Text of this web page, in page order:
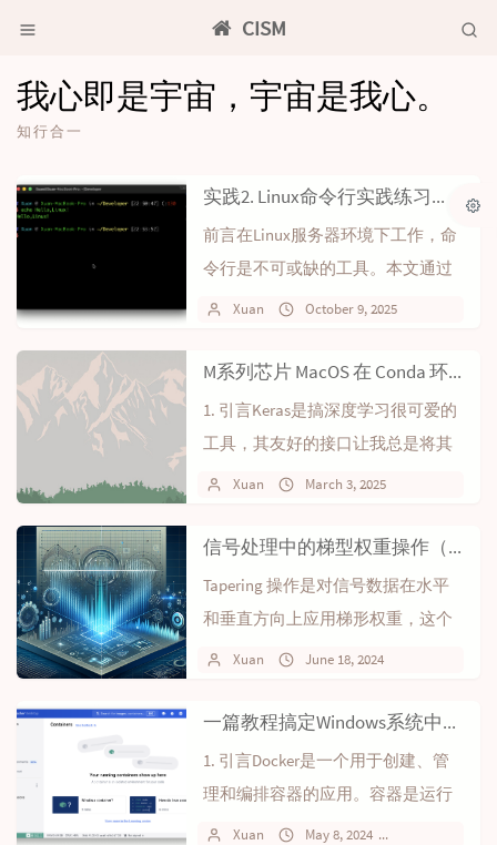
CISM
我心即是宇宙，宇宙是我心。
知行合一
实践2. Linux命令行实践练习之模拟项目开发与部署工作流
前言在Linux服务器环境下工作，命
令行是不可或缺的工具。本文通过
模拟一个后端项目 my-awesome...
Xuan October 9, 2025
M系列芯片 MacOS 在 Conda 环境中安装 TensorFlow 2 和 Keras 3 完整指南
1. 引言Keras是搞深度学习很可爱的
工具，其友好的接口让我总是将其
作为搭建模型原型的首选。然而，
Xuan March 3, 2025
信号处理中的梯型权重操作（Tapering）
Tapering 操作是对信号数据在水平
和垂直方向上应用梯形权重，这个
操作可以减弱数据边界效应，从而
Xuan June 18, 2024
一篇教程搞定Windows系统中的Docker应用安装
1. 引言Docker是一个用于创建、管
理和编排容器的应用。容器是运行
在操作系统上的一个应用，具有规
Xuan May 8, 2024